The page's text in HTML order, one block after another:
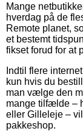
Mange
hverdag på de
Remote planet,
et bestemt
fikset forud for at
Indtil flere
kun hvis du
man vælge den
mange tilfælde –
eller Gilleleje –
pakkeshop.